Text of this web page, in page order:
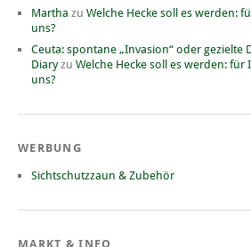
Martha zu Welche Hecke soll es werden:
uns?
Ceuta: spontane „Invasion“ oder gezielte
Diaryzu Welche Hecke soll es werden: für
uns?
WERBUNG
Sichtschutzzaun & Zubehör
MARKT & INFO